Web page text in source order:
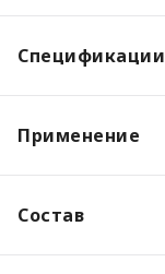
Спецификации
Применение
Состав